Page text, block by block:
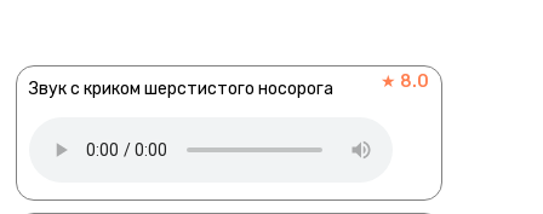
Звук с криком шерстистого носорога ★ 8.0